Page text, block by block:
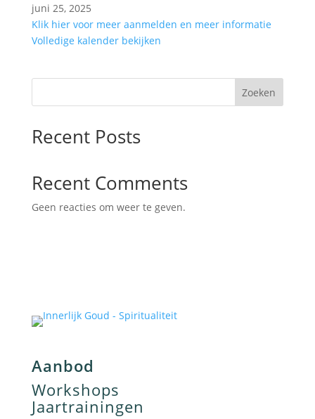
Elementen
yoga
online
juni 25, 2025
Klik hier voor meer aanmelden en meer informatie
Volledige kalender bekijken
Zoeken
Recent Posts
Recent Comments
Geen reacties om weer te geven.
Aanbod
Workshops
Jaartrainingen